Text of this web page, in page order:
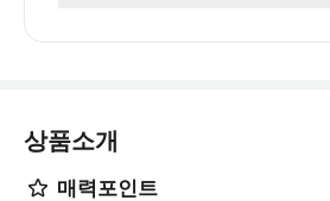
상품소개
매력포인트